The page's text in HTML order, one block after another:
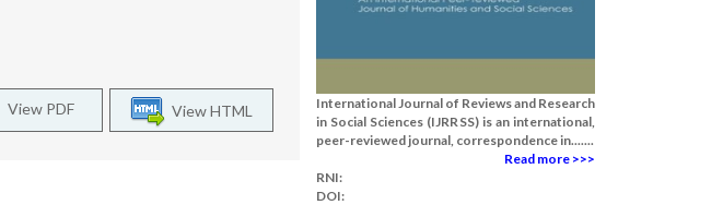
View HTML
View PDF
International Journal of Reviews and Research
in Social Sciences (IJRRSS) is an international,
peer-reviewed journal, correspondence in.......
Read more >>>
RNI:
DOI: